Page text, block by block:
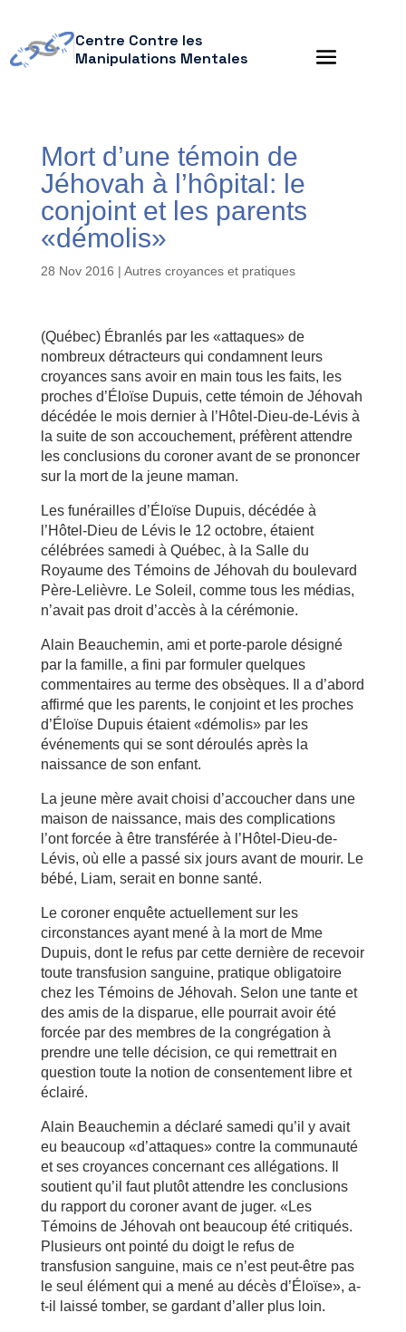
Centre Contre les
Manipulations Mentales
Mort d’une témoin de
Jéhovah à l’hôpital: le
conjoint et les parents
«démolis»
28 Nov 2016 | Autres croyances et pratiques
(Québec) Ébranlés par les «attaques» de
nombreux détracteurs qui condamnent leurs
croyances sans avoir en main tous les faits, les
proches d’Éloïse Dupuis, cette témoin de Jéhovah
décédée le mois dernier à l’Hôtel-Dieu-de-Lévis à
la suite de son accouchement, préfèrent attendre
les conclusions du coroner avant de se prononcer
sur la mort de la jeune maman.
Les funérailles d’Éloïse Dupuis, décédée à
l’Hôtel-Dieu de Lévis le 12 octobre, étaient
célébrées samedi à Québec, à la Salle du
Royaume des Témoins de Jéhovah du boulevard
Père-Lelièvre. Le Soleil, comme tous les médias,
n’avait pas droit d’accès à la cérémonie.
Alain Beauchemin, ami et porte-parole désigné
par la famille, a fini par formuler quelques
commentaires au terme des obsèques. Il a d’abord
affirmé que les parents, le conjoint et les proches
d’Éloïse Dupuis étaient «démolis» par les
événements qui se sont déroulés après la
naissance de son enfant.
La jeune mère avait choisi d’accoucher dans une
maison de naissance, mais des complications
l’ont forcée à être transférée à l’Hôtel-Dieu-de-
Lévis, où elle a passé six jours avant de mourir. Le
bébé, Liam, serait en bonne santé.
Le coroner enquête actuellement sur les
circonstances ayant mené à la mort de Mme
Dupuis, dont le refus par cette dernière de recevoir
toute transfusion sanguine, pratique obligatoire
chez les Témoins de Jéhovah. Selon une tante et
des amis de la disparue, elle pourrait avoir été
forcée par des membres de la congrégation à
prendre une telle décision, ce qui remettrait en
question toute la notion de consentement libre et
éclairé.
Alain Beauchemin a déclaré samedi qu’il y avait
eu beaucoup «d’attaques» contre la communauté
et ses croyances concernant ces allégations. Il
soutient qu’il faut plutôt attendre les conclusions
du rapport du coroner avant de juger. «Les
Témoins de Jéhovah ont beaucoup été critiqués.
Plusieurs ont pointé du doigt le refus de
transfusion sanguine, mais ce n’est peut-être pas
le seul élément qui a mené au décès d’Éloïse», a-
t-il laissé tomber, se gardant d’aller plus loin.